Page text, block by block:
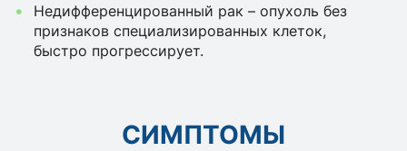
Недифференцированный рак – опухоль без
признаков специализированных клеток,
быстро прогрессирует.
СИМПТОМЫ